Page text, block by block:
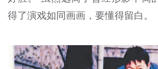
得了演戏如同画画，要懂得留白。